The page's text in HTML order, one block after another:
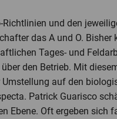
und den
das A und O. Bisher
Tages- und
den Betrieb. Mit
auf den
Patrick Guarisco
Ebene. Oft ergeben sich